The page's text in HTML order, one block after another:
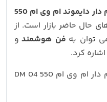
مانیتور مولتی مدیا اندروید ولوم دار دایموند ام وی ام 550
حال حاضر بازار است. از
توان به فن هوشمندو
اشاره کرد.
مشخصات کانفینگ مانیتور ولوم دار ام وی ام 550 DM 04